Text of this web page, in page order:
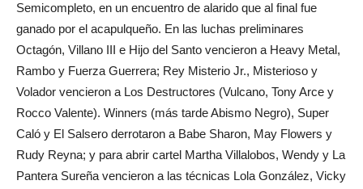
Semicompleto, en un encuentro de alarido que al final fue
ganado por el acapulqueño. En las luchas preliminares
Octagón, Villano III e Hijo del Santo vencieron a Heavy Metal,
Rambo y Fuerza Guerrera; Rey Misterio Jr., Misterioso y
Volador vencieron a Los Destructores (Vulcano, Tony Arce y
Rocco Valente). Winners (más tarde Abismo Negro), Super
Caló y El Salsero derrotaron a Babe Sharon, May Flowers y
Rudy Reyna; y para abrir cartel Martha Villalobos, Wendy y La
Pantera Sureña vencieron a las técnicas Lola González, Vicky